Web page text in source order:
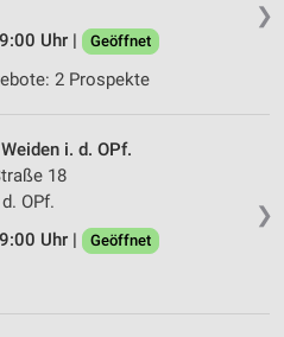
❯
Uhr |
Geöffnet
2 Prospekte
❯
i. d. OPf.
18
OPf.
Uhr |
Geöffnet